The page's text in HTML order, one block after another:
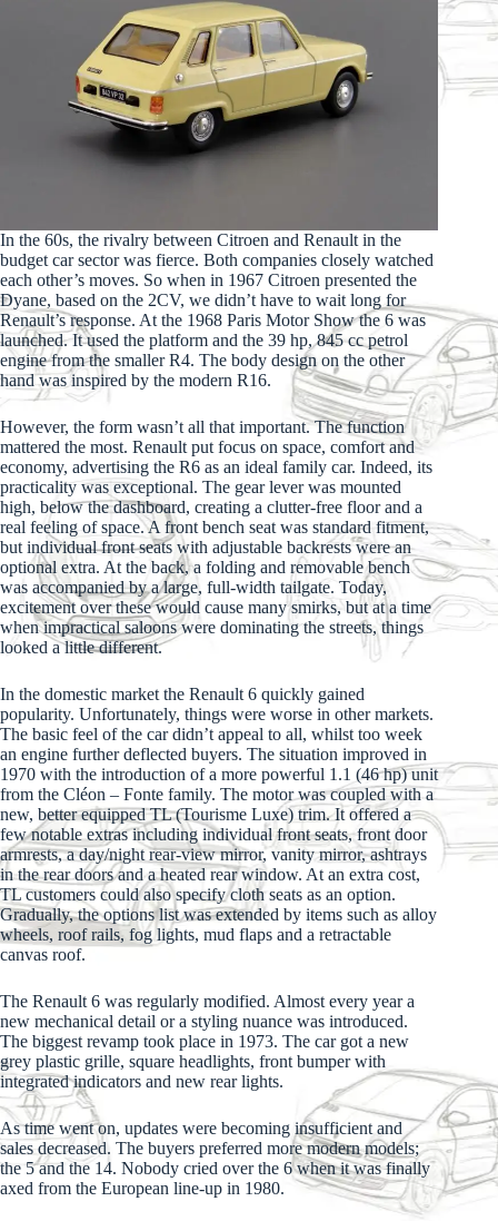
In the 60s, the rivalry between Citroen and Renault in the
budget car sector was fierce. Both companies closely watched
each other’s moves. So when in 1967 Citroen presented the
Dyane, based on the 2CV, we didn’t have to wait long for
Renault’s response. At the 1968 Paris Motor Show the 6 was
launched. It used the platform and the 39 hp, 845 cc petrol
engine from the smaller R4. The body design on the other
hand was inspired by the modern R16.
However, the form wasn’t all that important. The function
mattered the most. Renault put focus on space, comfort and
economy, advertising the R6 as an ideal family car. Indeed, its
practicality was exceptional. The gear lever was mounted
high, below the dashboard, creating a clutter-free floor and a
real feeling of space. A front bench seat was standard fitment,
but individual front seats with adjustable backrests were an
optional extra. At the back, a folding and removable bench
was accompanied by a large, full-width tailgate. Today,
excitement over these would cause many smirks, but at a time
when impractical saloons were dominating the streets, things
looked a little different.
In the domestic market the Renault 6 quickly gained
popularity. Unfortunately, things were worse in other markets.
The basic feel of the car didn’t appeal to all, whilst too week
an engine further deflected buyers. The situation improved in
1970 with the introduction of a more powerful 1.1 (46 hp) unit
from the Cléon – Fonte family. The motor was coupled with a
new, better equipped TL (Tourisme Luxe) trim. It offered a
few notable extras including individual front seats, front door
armrests, a day/night rear-view mirror, vanity mirror, ashtrays
in the rear doors and a heated rear window. At an extra cost,
TL customers could also specify cloth seats as an option.
Gradually, the options list was extended by items such as alloy
wheels, roof rails, fog lights, mud flaps and a retractable
canvas roof.
The Renault 6 was regularly modified. Almost every year a
new mechanical detail or a styling nuance was introduced.
The biggest revamp took place in 1973. The car got a new
grey plastic grille, square headlights, front bumper with
integrated indicators and new rear lights.
As time went on, updates were becoming insufficient and
sales decreased. The buyers preferred more modern models;
the 5 and the 14. Nobody cried over the 6 when it was finally
axed from the European line-up in 1980.